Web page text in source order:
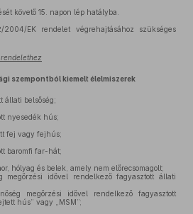
követő 15. napon lép hatályba.
EK rendelet végrehajtásához szükséges
szempontból kiemelt élelmiszerek
állati belsőség;
nyesedék hús;
fej vagy fejhús;
baromfi far-hát;
hólyag és belek, amely nem előrecsomagolt;
megőrzési idővel rendelkező fagyasztott állati
megőrzési idővel rendelkező fagyasztott
hús” vagy „MSM”;